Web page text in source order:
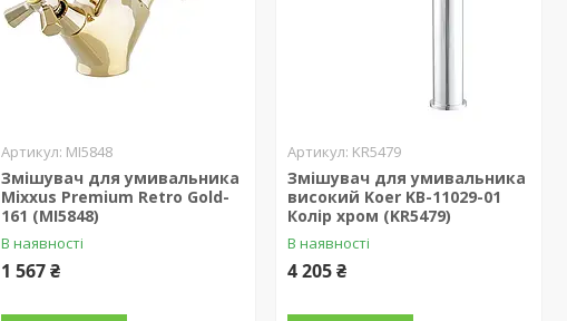
MI5848
Змішувач для умивальника
Mixxus Premium Retro Gold-
161 (MI5848)
В наявності
1 567 ₴
KR5479
Змішувач для умивальника
високий Koer KB-11029-01
Колір хром (KR5479)
В наявності
4 205 ₴